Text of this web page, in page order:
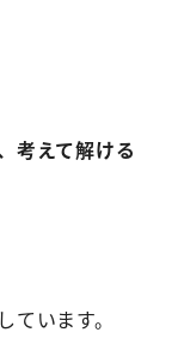
考えて解ける
います。